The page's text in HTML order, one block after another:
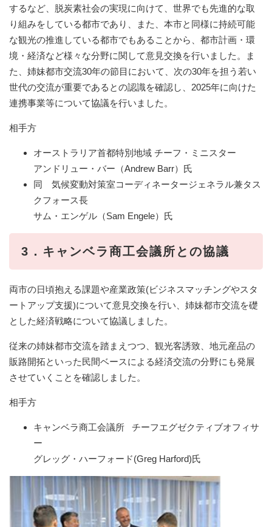
するなど、脱炭素社会の実現に向けて、世界でも先進的な取
り組みをしている都市であり、また、本市と同様に持続可能
な観光の推進している都市でもあることから、都市計画・環
境・経済など様々な分野に関して意見交換を行いました。ま
た、姉妹都市交流30年の節目において、次の30年を担う若い
世代の交流が重要であるとの認識を確認し、2025年に向けた
連携事業等について協議を行いました。​
相手方
オーストラリア首都特別地域 チーフ・ミニスター
アンドリュー・バー（Andrew Barr）氏
同 気候変動対策室コーディネータージェネラル兼タス
クフォース長
​サム・エンゲル（Sam Engele）氏
3．キャンベラ商工会議所との協議
両市の日頃抱える課題や産業政策(ビジネスマッチングやスタ
ートアップ支援)について意見交換を行い、姉妹都市交流を礎
とした経済戦略について協議しました。
従来の姉妹都市交流を踏まえつつ、観光客誘致、地元産品の
販路開拓といった民間ベースによる経済交流の分野にも発展
させていくことを確認しました。​
相手方
キャンベラ商工会議所 チーフエグゼクティブオフィサ
ー
​グレッグ・ハーフォード(Greg Harford)氏